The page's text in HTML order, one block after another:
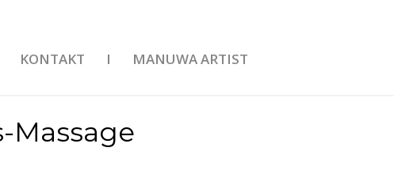
KONTAKT I MANUWA ARTIST
Massage